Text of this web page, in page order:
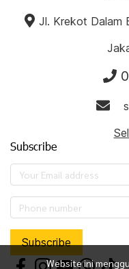
Website ini
‎‎‎‎‎Jl. Krekot Dalam
Subscribe
Subscribe